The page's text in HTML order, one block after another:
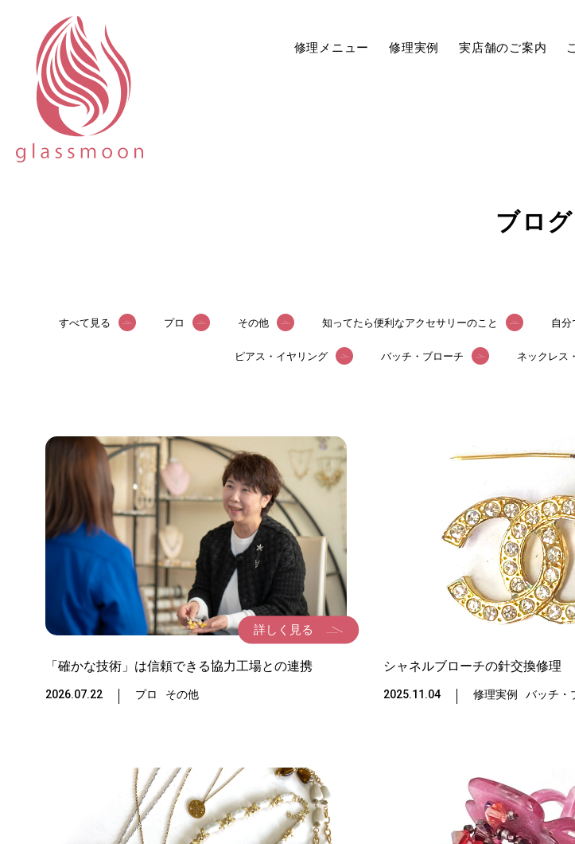
修理メニュー 修理実例 実店舗のご案内
ブログ
すべて見る プロ その他 知ってたら便利なアクセサリーのこと 自分
ピアス・イヤリング バッチ・ブローチ ネックレス
詳しく見る
「確かな技術」は信頼できる協力工場との連携
2026.07.22 プロ その他
シャネルブローチの針交換修理
2025.11.04 修理実例 バッチ・